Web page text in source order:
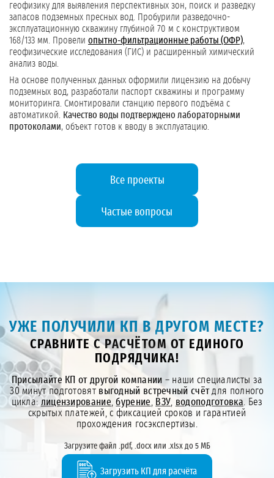
геофизику для выявления перспективных зон, поиск и разведку
запасов подземных пресных вод. Пробурили разведочно-
эксплуатационную скважину глубиной 70 м с конструктивом
168/133 мм. Провели опытно-фильтрационные работы (ОФР),
геофизические исследования (ГИС) и расширенный химический
анализ воды.
На основе полученных данных оформили лицензию на добычу
подземных вод, разработали паспорт скважины и программу
мониторинга. Смонтировали станцию первого подъёма с
автоматикой. Качество воды подтверждено лабораторными
протоколами, объект готов к вводу в эксплуатацию.
Все проекты
Частые вопросы
УЖЕ ПОЛУЧИЛИ КП В ДРУГОМ МЕСТЕ?
СРАВНИТЕ С РАСЧЁТОМ ОТ ЕДИНОГО
ПОДРЯДЧИКА!
Присылайте КП от другой компании – наши специалисты за
30 минут подготовят выгодный встречный счётдля полного
цикла: лицензирование ,бурение ВЗУ водоподготовка . Без
скрытых платежей, с фиксацией сроков и гарантией
прохождения госэкспертизы.
Загрузите файл .pdf, .docx или .xlsx до 5 МБ
Загрузить КП для расчёта